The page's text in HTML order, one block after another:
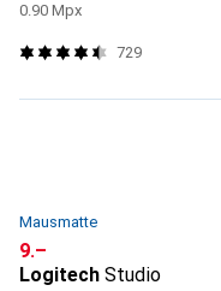
0.90 Mpx
729
Mausmatte
CHF
9.–
Logitech Studio